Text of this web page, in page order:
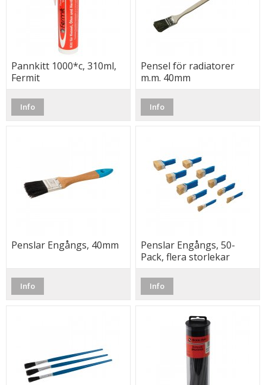
Pannkitt 1000*c, 310ml,
Fermit
Info
Pensel för radiatorer
m.m. 40mm
Info
Penslar Engångs, 40mm
Info
Penslar Engångs, 50-
Pack, flera storlekar
Info